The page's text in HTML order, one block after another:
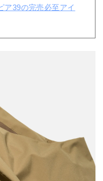
ア39の完売必至アイ